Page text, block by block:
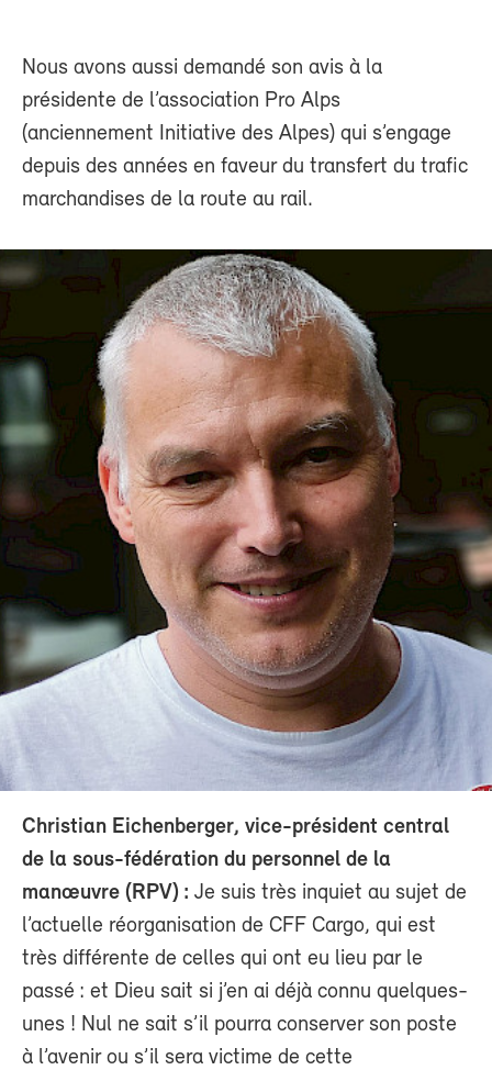
Nous avons aussi demandé son avis à la
présidente de l’association Pro Alps
(anciennement Initiative des Alpes) qui s’engage
depuis des années en faveur du transfert du trafic
marchandises de la route au rail.
Christian Eichenberger, vice-président central
de la sous-fédération du personnel de la
manœuvre (RPV) : Je suis très inquiet au sujet de
l’actuelle réorganisation de CFF Cargo, qui est
très différente de celles qui ont eu lieu par le
passé : et Dieu sait si j’en ai déjà connu quelques-
unes ! Nul ne sait s’il pourra conserver son poste
à l’avenir ou s’il sera victime de cette